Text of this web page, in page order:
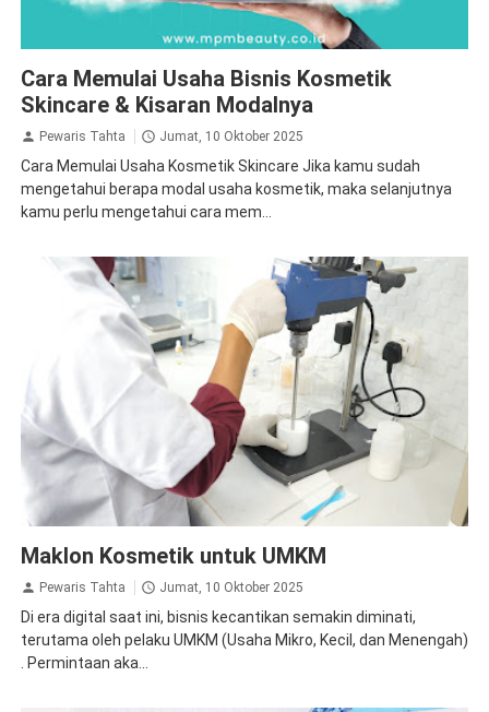
Modalnya
Cara Memulai Usaha Bisnis Kosmetik
Skincare & Kisaran Modalnya
Pewaris Tahta Jumat, 10 Oktober 2025
Cara Memulai Usaha Kosmetik Skincare Jika kamu sudah
mengetahui berapa modal usaha kosmetik, maka selanjutnya
kamu perlu mengetahui cara mem...
Maklon Kosmetik untuk UMKM
Pewaris Tahta Jumat, 10 Oktober 2025
Di era digital saat ini, bisnis kecantikan semakin diminati,
terutama oleh pelaku UMKM (Usaha Mikro, Kecil, dan Menengah)
. Permintaan aka...